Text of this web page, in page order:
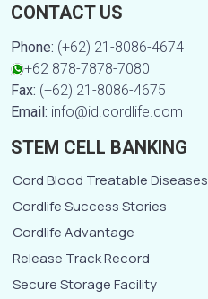
CONTACT US
Phone: (+62) 21-8086-4674
+62 878-7878-7080
Fax: (+62) 21-8086-4675
Email: info@id.cordlife.com
STEM CELL BANKING
Cord Blood Treatable Diseases
Cordlife Success Stories
Cordlife Advantage
Release Track Record
Secure Storage Facility